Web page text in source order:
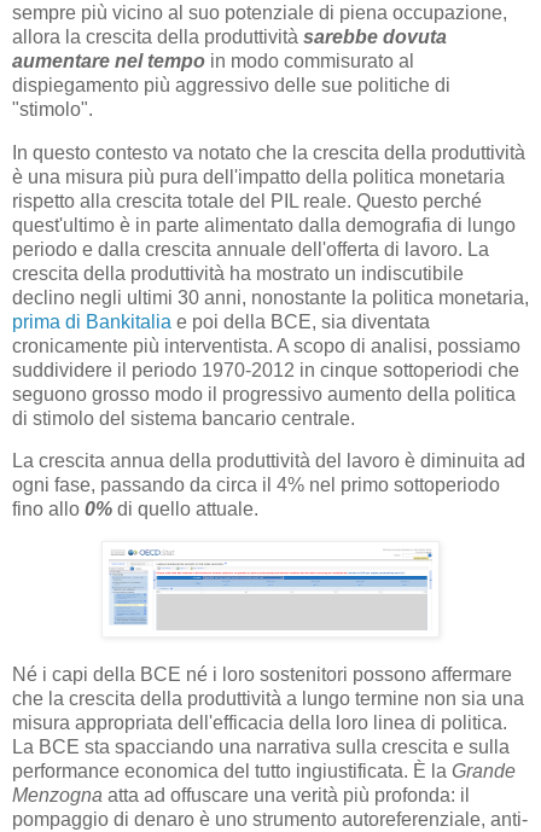
sempre più vicino al suo potenziale di piena occupazione,
allora la crescita della produttività sarebbe dovuta
aumentare nel tempo in modo commisurato al
dispiegamento più aggressivo delle sue politiche di
"stimolo".
In questo contesto va notato che la crescita della produttività
è una misura più pura dell'impatto della politica monetaria
rispetto alla crescita totale del PIL reale. Questo perché
quest'ultimo è in parte alimentato dalla demografia di lungo
periodo e dalla crescita annuale dell'offerta di lavoro. La
crescita della produttività ha mostrato un indiscutibile
declino negli ultimi 30 anni, nonostante la politica monetaria,
prima di Bankitalia e poi della BCE, sia diventata
cronicamente più interventista. A scopo di analisi, possiamo
suddividere il periodo 1970-2012 in cinque sottoperiodi che
seguono grosso modo il progressivo aumento della politica
di stimolo del sistema bancario centrale.
La crescita annua della produttività del lavoro è diminuita ad
ogni fase, passando da circa il 4% nel primo sottoperiodo
fino allo 0% di quello attuale.
Né i capi della BCE né i loro sostenitori possono affermare
che la crescita della produttività a lungo termine non sia una
misura appropriata dell'efficacia della loro linea di politica.
La BCE sta spacciando una narrativa sulla crescita e sulla
performance economica del tutto ingiustificata. È la Grande
Menzogna atta ad offuscare una verità più profonda: il
pompaggio di denaro è uno strumento autoreferenziale, anti-